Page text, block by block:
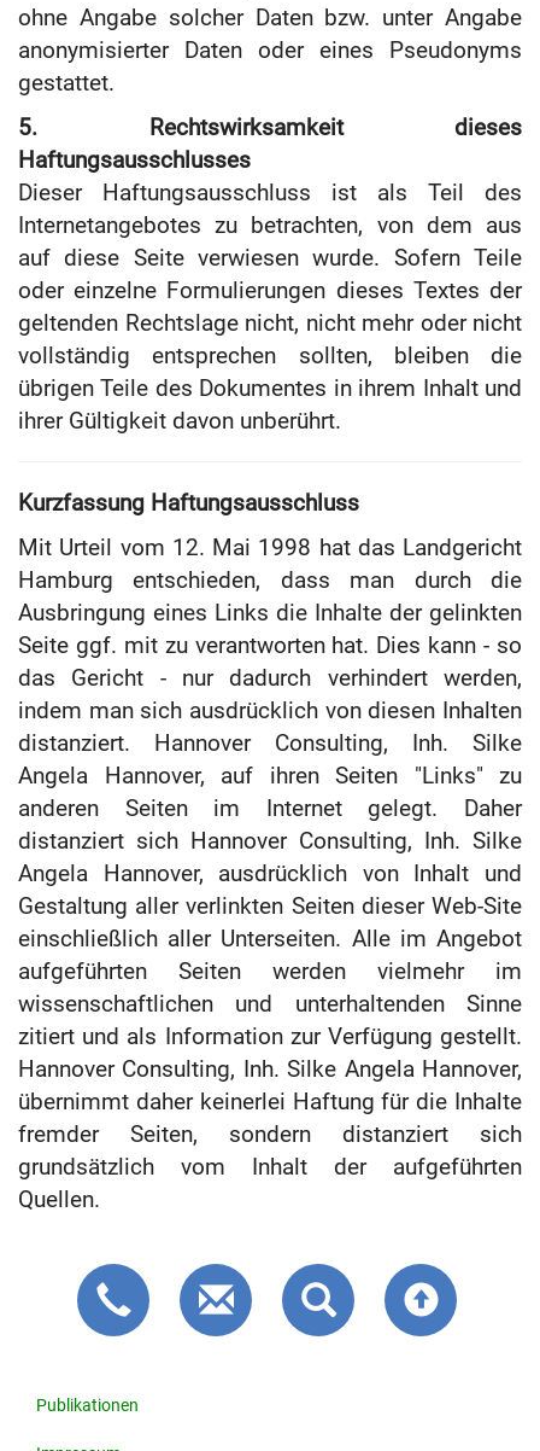
ohne Angabe solcher Daten bzw. unter Angabe
anonymisierter Daten oder eines Pseudonyms
gestattet.
5. Rechtswirksamkeit dieses
Haftungsausschlusses
Dieser Haftungsausschluss ist als Teil des
Internetangebotes zu betrachten, von dem aus
auf diese Seite verwiesen wurde. Sofern Teile
oder einzelne Formulierungen dieses Textes der
geltenden Rechtslage nicht, nicht mehr oder nicht
vollständig entsprechen sollten, bleiben die
übrigen Teile des Dokumentes in ihrem Inhalt und
ihrer Gültigkeit davon unberührt.
Kurzfassung Haftungsausschluss
Mit Urteil vom 12. Mai 1998 hat das Landgericht
Hamburg entschieden, dass man durch die
Ausbringung eines Links die Inhalte der gelinkten
Seite ggf. mit zu verantworten hat. Dies kann - so
das Gericht - nur dadurch verhindert werden,
indem man sich ausdrücklich von diesen Inhalten
distanziert. Hannover Consulting, Inh. Silke
Angela Hannover, auf ihren Seiten "Links" zu
anderen Seiten im Internet gelegt. Daher
distanziert sich Hannover Consulting, Inh. Silke
Angela Hannover, ausdrücklich von Inhalt und
Gestaltung aller verlinkten Seiten dieser Web-Site
einschließlich aller Unterseiten. Alle im Angebot
aufgeführten Seiten werden vielmehr im
wissenschaftlichen und unterhaltenden Sinne
zitiert und als Information zur Verfügung gestellt.
Hannover Consulting, Inh. Silke Angela Hannover,
übernimmt daher keinerlei Haftung für die Inhalte
fremder Seiten, sondern distanziert sich
grundsätzlich vom Inhalt der aufgeführten
Quellen.
Callback
anfordern
Kontaktformular
Website
durchsuchen
Hoch
zum
Publikationen